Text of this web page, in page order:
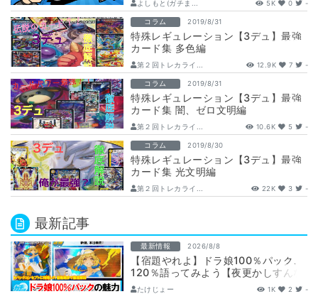
よしもと(ガチま... 5K 0 -
コラム 2019/8/31
特殊レギュレーション【3デュ】最強
カード集 多色編
第２回トレカライ... 12.9K 7 -
コラム 2019/8/31
特殊レギュレーション【3デュ】最強
カード集 闇、ゼロ文明編
第２回トレカライ... 10.6K 5 -
コラム 2019/8/30
特殊レギュレーション【3デュ】最強
カード集 光文明編
第２回トレカライ... 22K 3 -
最新記事
最新情報 2026/8/8
【宿題やれよ】ドラ娘100％パック、
120％語ってみよう【夜更かしすんな
よ】
たけじょー 1K 2 -